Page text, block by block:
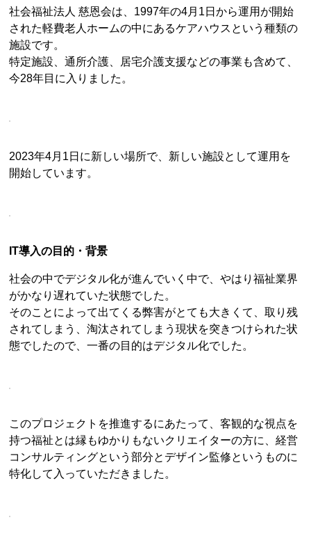
社会福祉法人 慈恩会は、1997年の4月1日から運用が開始
された軽費老人ホームの中にあるケアハウスという種類の
施設です。
特定施設、通所介護、居宅介護支援などの事業も含めて、
今28年目に入りました。
2023年4月1日に新しい場所で、新しい施設として運用を
開始しています。
IT導入の目的・背景
社会の中でデジタル化が進んでいく中で、やはり福祉業界
がかなり遅れていた状態でした。
そのことによって出てくる弊害がとても大きくて、取り残
されてしまう、淘汰されてしまう現状を突きつけられた状
態でしたので、一番の目的はデジタル化でした。
このプロジェクトを推進するにあたって、客観的な視点を
持つ福祉とは縁もゆかりもないクリエイターの方に、経営
コンサルティングという部分とデザイン監修というものに
特化して入っていただきました。